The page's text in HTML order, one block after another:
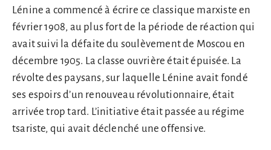
Lénine a commencé à écrire ce classique marxiste en
février 1908, au plus fort de la période de réaction qui
avait suivi la défaite du soulèvement de Moscou en
décembre 1905. La classe ouvrière était épuisée. La
révolte des paysans, sur laquelle Lénine avait fondé
ses espoirs d’un renouveau révolutionnaire, était
arrivée trop tard. L’initiative était passée au régime
tsariste, qui avait déclenché une offensive.